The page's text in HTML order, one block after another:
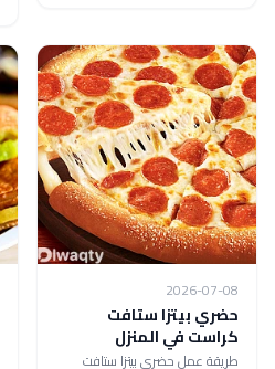
2026-07-08
حضري بيتزا ستافت
كراست في المنزل
طريقة عمل حضري بيتزا ستافت